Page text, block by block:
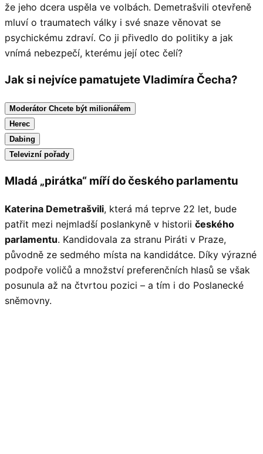
že jeho dcera uspěla ve volbách. Demetrašvili otevřeně
mluví o traumatech války i své snaze věnovat se
psychickému zdraví. Co ji přivedlo do politiky a jak
vnímá nebezpečí, kterému její otec čelí?
Jak si nejvíce pamatujete Vladimíra Čecha?
Moderátor Chcete být milionářem
Herec
Dabing
Televizní pořady
Mladá „pirátka“ míří do českého parlamentu
Katerina Demetrašvili, která má teprve 22 let, bude
patřit mezi nejmladší poslankyně v historii českého
parlamentu. Kandidovala za stranu Piráti v Praze,
původně ze sedmého místa na kandidátce. Díky výrazné
podpoře voličů a množství preferenčních hlasů se však
posunula až na čtvrtou pozici – a tím i do Poslanecké
sněmovny.